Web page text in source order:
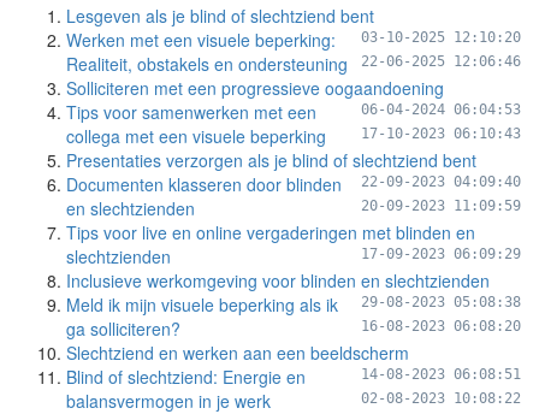
Lesgeven als je blind of slechtziend bent
03-10-2025 12:10:20
Werken met een visuele beperking:
Realiteit, obstakels en ondersteuning
22-06-2025 12:06:46
Solliciteren met een progressieve oogaandoening
06-04-2024 06:04:53
Tips voor samenwerken met een
collega met een visuele beperking
17-10-2023 06:10:43
Presentaties verzorgen als je blind of slechtziend bent
22-09-2023 04:09:40
Documenten klasseren door blinden
en slechtzienden
20-09-2023 11:09:59
Tips voor live en online vergaderingen met blinden en
slechtzienden
17-09-2023 06:09:29
Inclusieve werkomgeving voor blinden en slechtzienden
29-08-2023 05:08:38
Meld ik mijn visuele beperking als ik
ga solliciteren?
16-08-2023 06:08:20
Slechtziend en werken aan een beeldscherm
14-08-2023 06:08:51
Blind of slechtziend: Energie en
balansvermogen in je werk
02-08-2023 10:08:22